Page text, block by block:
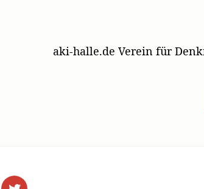
aki-halle.de Verein für